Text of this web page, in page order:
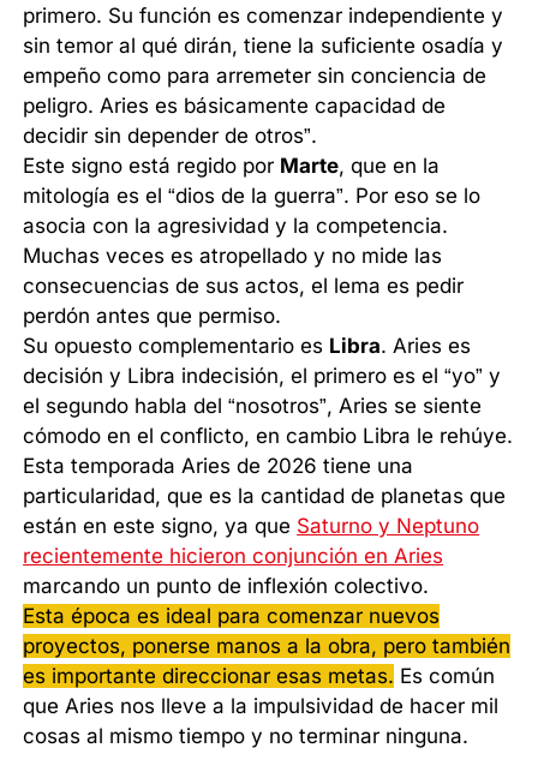
primero. Su función es comenzar independiente y
sin temor al qué dirán, tiene la suficiente osadía y
empeño como para arremeter sin conciencia de
peligro. Aries es básicamente capacidad de
decidir sin depender de otros”.
Este signo está regido por Marte, que en la
mitología es el “dios de la guerra”. Por eso se lo
asocia con la agresividad y la competencia.
Muchas veces es atropellado y no mide las
consecuencias de sus actos, el lema es pedir
perdón antes que permiso.
Su opuesto complementario es Libra. Aries es
decisión y Libra indecisión, el primero es el “yo” y
el segundo habla del “nosotros”, Aries se siente
cómodo en el conflicto, en cambio Libra le rehúye.
Esta temporada Aries de 2026 tiene una
particularidad, que es la cantidad de planetas que
están en este signo, ya que Saturno y Neptuno
recientemente hicieron conjunción en Aries
marcando un punto de inflexión colectivo.
Esta época es ideal para comenzar nuevos
proyectos, ponerse manos a la obra, pero también
es importante direccionar esas metas. Es común
que Aries nos lleve a la impulsividad de hacer mil
cosas al mismo tiempo y no terminar ninguna.